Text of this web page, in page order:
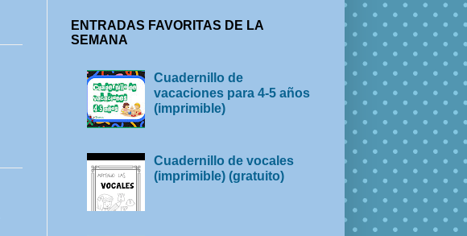
ENTRADAS FAVORITAS DE LA
SEMANA
Cuadernillo de
vacaciones para 4-5 años
(imprimible)
Cuadernillo de vocales
(imprimible) (gratuito)